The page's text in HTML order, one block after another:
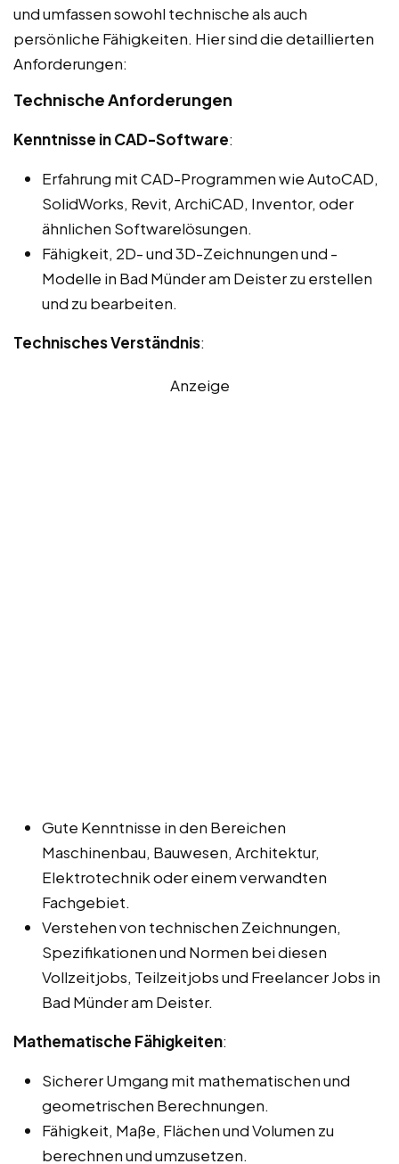
und umfassen sowohl technische als auch
persönliche Fähigkeiten. Hier sind die detaillierten
Anforderungen:
Technische Anforderungen
Kenntnisse in CAD-Software:
Erfahrung mit CAD-Programmen wie AutoCAD,
SolidWorks, Revit, ArchiCAD, Inventor, oder
ähnlichen Softwarelösungen.
Fähigkeit, 2D- und 3D-Zeichnungen und -
Modelle in Bad Münder am Deister zu erstellen
und zu bearbeiten.
Technisches Verständnis:
Anzeige
Gute Kenntnisse in den Bereichen
Maschinenbau, Bauwesen, Architektur,
Elektrotechnik oder einem verwandten
Fachgebiet.
Verstehen von technischen Zeichnungen,
Spezifikationen und Normen bei diesen
Vollzeitjobs, Teilzeitjobs und Freelancer Jobs in
Bad Münder am Deister.
Mathematische Fähigkeiten:
Sicherer Umgang mit mathematischen und
geometrischen Berechnungen.
Fähigkeit, Maße, Flächen und Volumen zu
berechnen und umzusetzen.